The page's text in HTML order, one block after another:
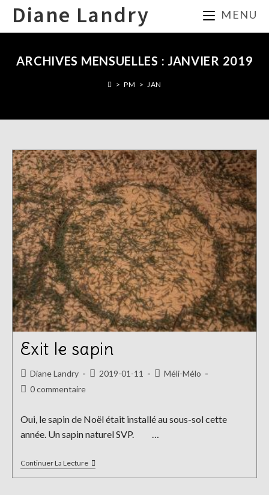
SkipDiane Landry MENU
ARCHIVES MENSUELLES : JANVIER 2019
> PM > JAN
Exit le sapin
Auteur/autrice
de
Diane Landry
Publication
2019-01-11
PostMéli-Mélo
Commentaires
publication :
0 commentaire
Oui, le sapin de Noël était installé au sous-sol cette
année. Un sapin naturel SVP. …
Continuer La LectureExit
Le